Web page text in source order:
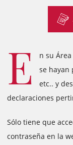
E
n su
se hayan
etc.. y
declaraciones
Sólo tiene que
contraseña en la